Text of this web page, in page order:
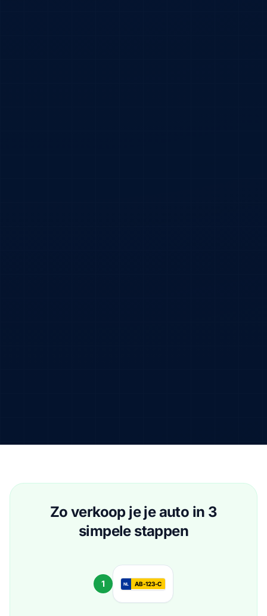
Zo verkoop je je auto in 3
simpele stappen
1 NL AB-123-C